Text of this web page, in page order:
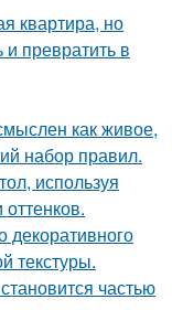
квартира, но
превратить в
как живое,
набор правил.
используя
декоративного
текстуры.
частью